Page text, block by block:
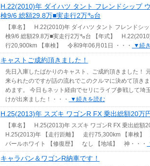
H.22(2010)年 ダイハツ タント フレンドシップ
検9/6 総額29.8万■実走行2万㌔台
【車名】 H.22(2010)年 ダイハツ タント フレンドシ
検9/6 総額29.8万■実走行2万㌔台 【年式】
行20,900km 【車検】 令和9年06月01日 ・・・
▼続
キャストご成約頂きました！
先日入庫したばかりのキャスト、ご成約頂きました！
来られたのですが話の流れでこのクルマに決めて頂き
めます。 今日もネット経由でセリにライブ参戦して埼
けが出来ました！・・・
▼続きを読む
H.25(2013)年 スズキ ワゴンR FX 乗出総額20万
【車名】 H.25(2013)年 スズキ ワゴンR FX 乗出総額
H.25(2013)年 【走行距離】 走行75,300km 【車検
パールホワイト 【修復歴】 なし 【地域】 神・・・
キャラバン＆ワゴンR納車です！